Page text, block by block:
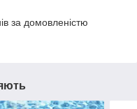
за домовленістю